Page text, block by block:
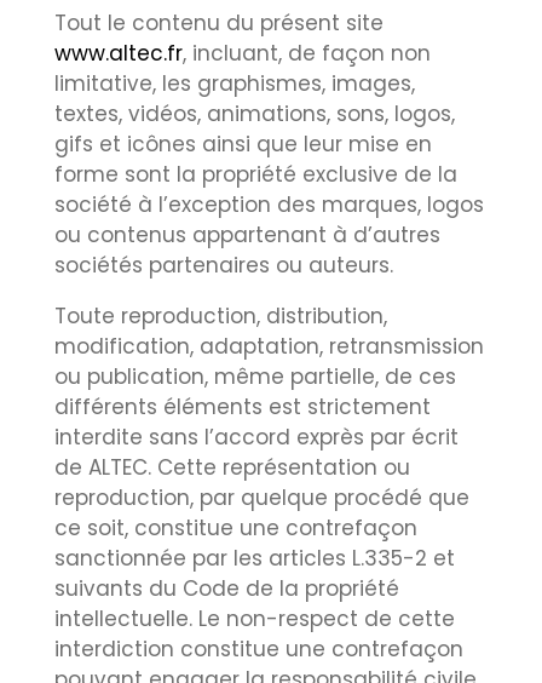
Tout le contenu du présent site
www.altec.fr, incluant, de façon non
limitative, les graphismes, images,
textes, vidéos, animations, sons, logos,
gifs et icônes ainsi que leur mise en
forme sont la propriété exclusive de la
société à l’exception des marques, logos
ou contenus appartenant à d’autres
sociétés partenaires ou auteurs.
Toute reproduction, distribution,
modification, adaptation, retransmission
ou publication, même partielle, de ces
différents éléments est strictement
interdite sans l’accord exprès par écrit
de ALTEC. Cette représentation ou
reproduction, par quelque procédé que
ce soit, constitue une contrefaçon
sanctionnée par les articles L.335-2 et
suivants du Code de la propriété
intellectuelle. Le non-respect de cette
interdiction constitue une contrefaçon